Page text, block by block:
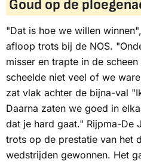
Goud op de
"Dat is hoe we willen
afloop trots bij de NOS.
misser en trapte in de
scheelde niet veel of we
zat vlak achter de bijna-val
Daarna zaten we goed in
dat je hard gaat." Rijpma-De
trots op de prestatie van het
wedstrijden gewonnen. Het